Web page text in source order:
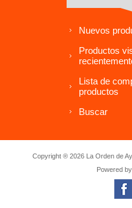
Nuevos
Productos
Lista de
productos
Buscar
Copyright ® 2026 La Orden de
Powered by